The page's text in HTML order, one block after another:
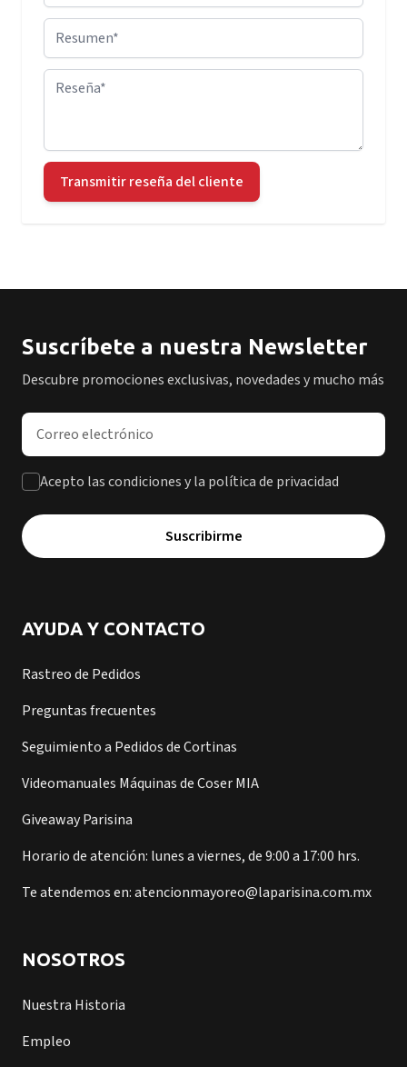
Resumen
Reseña
Transmitir reseña del cliente
Suscríbete a nuestra Newsletter
Descubre promociones exclusivas, novedades y mucho más
Dirección de correo electrónico
Acepto las condiciones y la política de privacidad
Suscribirme
AYUDA Y CONTACTO
Rastreo de Pedidos
Preguntas frecuentes
Seguimiento a Pedidos de Cortinas
Videomanuales Máquinas de Coser MIA
Giveaway Parisina
Horario de atención: lunes a viernes, de 9:00 a 17:00 hrs.
Te atendemos en: atencionmayoreo@laparisina.com.mx
NOSOTROS
Nuestra Historia
Empleo